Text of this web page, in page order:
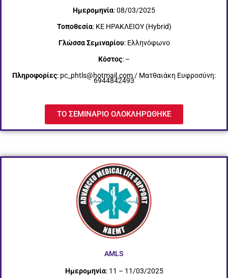
Ημερομηνία: 08/03/2025
Τοποθεσία: ΚΕ ΗΡΑΚΛΕΙΟΥ (Hybrid)
Γλώσσα Σεμιναρίου: Ελληνόφωνο
Κόστος: –
Πληροφορίες: pc_phtls@hotmail.com / Ματθαιάκη Ευφροσύνη:
6944842493
ΤΟ ΣΕΜΙΝΑΡΙΟ ΟΛΟΚΛΗΡΩΘΗΚΕ
AMLS
Ημερομηνία: 11 – 11/03/2025